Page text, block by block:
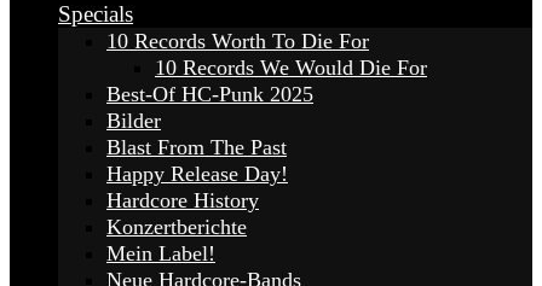
Specials
10 Records Worth To Die For
10 Records We Would Die For
Best-Of HC-Punk 2025
Bilder
Blast From The Past
Happy Release Day!
Hardcore History
Konzertberichte
Mein Label!
Neue Hardcore-Bands